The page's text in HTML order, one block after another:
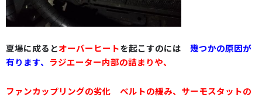
夏場に成るとオーバーヒートを起こすのには 幾つかの原因が
有ります、 ラジエーター内部の詰まりや、
ファンカップリングの劣化 ベルトの緩み、サーモスタットの